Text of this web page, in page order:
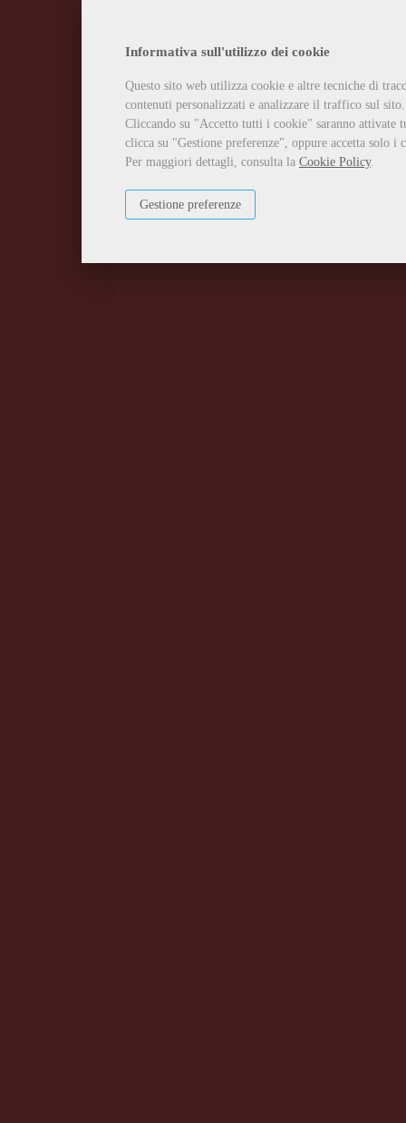
Informativa sull'utilizzo dei cookie
Questo sito web utilizza cookie e altre tecniche di
contenuti personalizzati e analizzare il traffico sul sito.
Cliccando su "Accetto tutti i cookie" saranno attivate
clicca su "Gestione preferenze", oppure accetta solo
Per maggiori dettagli, consulta la Cookie Policy.
Gestione preferenze